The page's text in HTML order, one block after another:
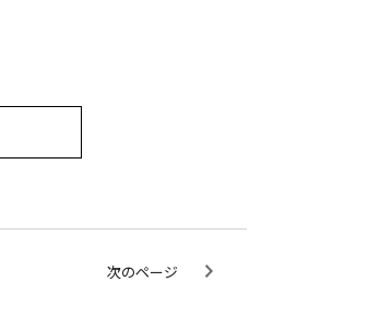
次のページ